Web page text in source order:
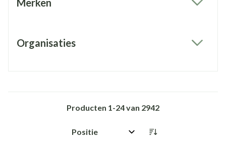
Merken
Organisaties
Producten 1-24van 2942
Sorteer op: